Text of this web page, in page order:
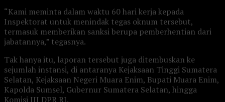
“Kami meminta dalam waktu 60 hari kerja kepada
Inspektorat untuk menindak tegas oknum tersebut,
termasuk memberikan sanksi berupa pemberhentian dari
jabatannya,” tegasnya.
Tak hanya itu, laporan tersebut juga ditembuskan ke
sejumlah instansi, di antaranya Kejaksaan Tinggi Sumatera
Selatan, Kejaksaan Negeri Muara Enim, Bupati Muara Enim,
Kapolda Sumsel, Gubernur Sumatera Selatan, hingga
Komisi III DPR RI.